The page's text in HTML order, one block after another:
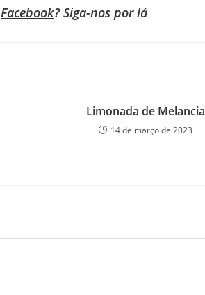
Facebook? Siga-nos por lá
Limonada de Melancia
14 de março de 2023